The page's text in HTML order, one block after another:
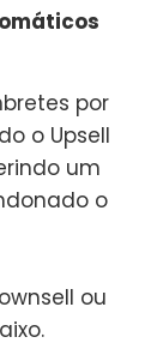
por
o Upsell
um
o
ou